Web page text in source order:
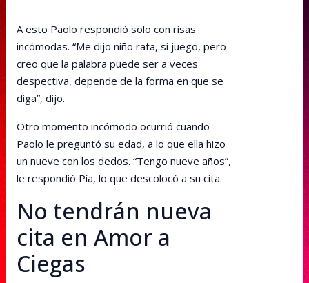
A esto Paolo respondió solo con risas
incómodas. “Me dijo niño rata, sí juego, pero
creo que la palabra puede ser a veces
despectiva, depende de la forma en que se
diga”, dijo.
Otro momento incómodo ocurrió cuando
Paolo le preguntó su edad, a lo que ella hizo
un nueve con los dedos. “Tengo nueve años”,
le respondió Pía, lo que descolocó a su cita.
No tendrán nueva
cita en Amor a
Ciegas